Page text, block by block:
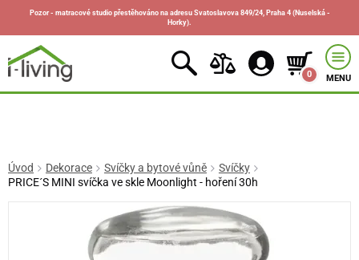
Pozor - matracové studio přestěhováno na adresu Svatoslavova 849/24, Praha 4 (Nuselská -
Horky).
0 MENU
Úvod Dekorace Svíčky a bytové vůně
Svíčky
PRICE´S MINI svíčka ve skle Moonlight - hoření 30h